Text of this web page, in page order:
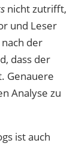
nicht zutrifft,
und Leser
der
dass der
Genauere
Analyse zu
ist auch